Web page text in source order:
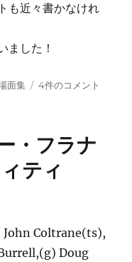
も近々書かなけれ
ました！
面集
ジ
評
月
4件のコメント
・フラナ
ティ
Coltrane(ts),
Doug